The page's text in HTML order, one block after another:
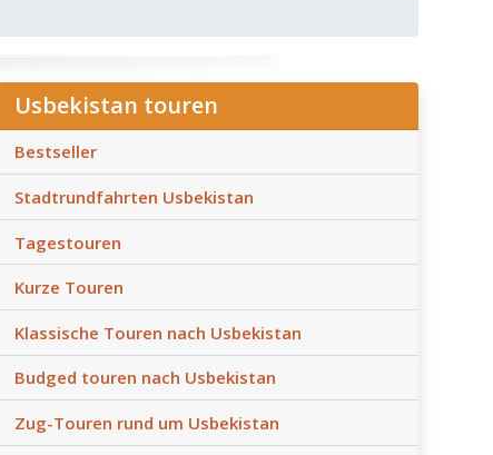
Usbekistan touren
Bestseller
Stadtrundfahrten Usbekistan
Tagestouren
Kurze Touren
Klassische Touren nach Usbekistan
Budged touren nach Usbekistan
Zug-Touren rund um Usbekistan